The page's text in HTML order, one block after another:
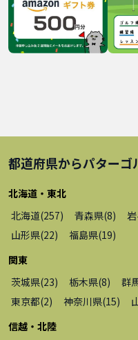
都道府県からパターゴ
北海道・東北
北海道(257) 青森県(8)
山形県(22) 福島県(19)
関東
茨城県(23) 栃木県(8) 群
東京都(2) 神奈川県(15)
信越・北陸